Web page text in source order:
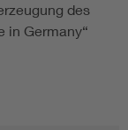
des
in Germany“